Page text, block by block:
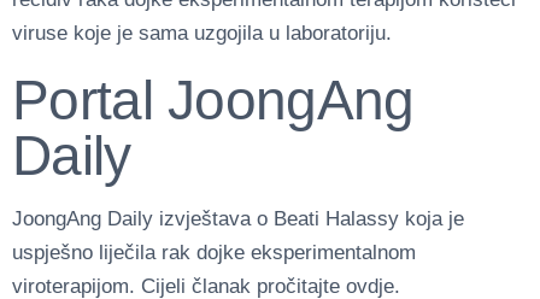
viruse koje je sama uzgojila u laboratoriju.
Portal JoongAng
Daily
JoongAng Daily izvještava o Beati Halassy koja je
uspješno liječila rak dojke eksperimentalnom
viroterapijom. Cijeli članak pročitajte ovdje.